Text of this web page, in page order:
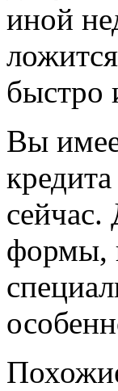
иной
быстро
Вы
сейчас.
формы,